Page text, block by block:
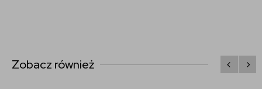
Zobacz również